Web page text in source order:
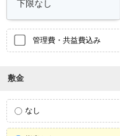
管理費・共益費込み
敷金
なし